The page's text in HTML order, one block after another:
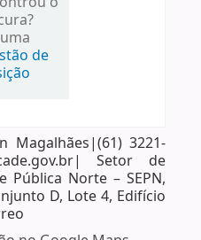
de
Magalhães|(61) 3221-
Setor de
Pública Norte – SEPN,
D, Lote 4, Edifício